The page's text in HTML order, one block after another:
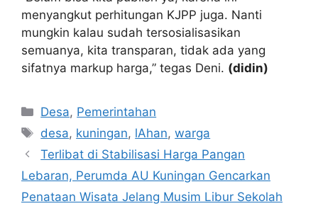
menyangkut perhitungan KJPP juga. Nanti
mungkin kalau sudah tersosialisasikan
semuanya, kita transparan, tidak ada yang
sifatnya markup harga,” tegas Deni. (didin)
Kategori
Desa, Pemerintahan
Tag
desa, kuningan, lAhan,warga
Terlibat di Stabilisasi Harga Pangan
Lebaran, Perumda AU Kuningan Gencarkan
Penataan Wisata Jelang Musim Libur Sekolah